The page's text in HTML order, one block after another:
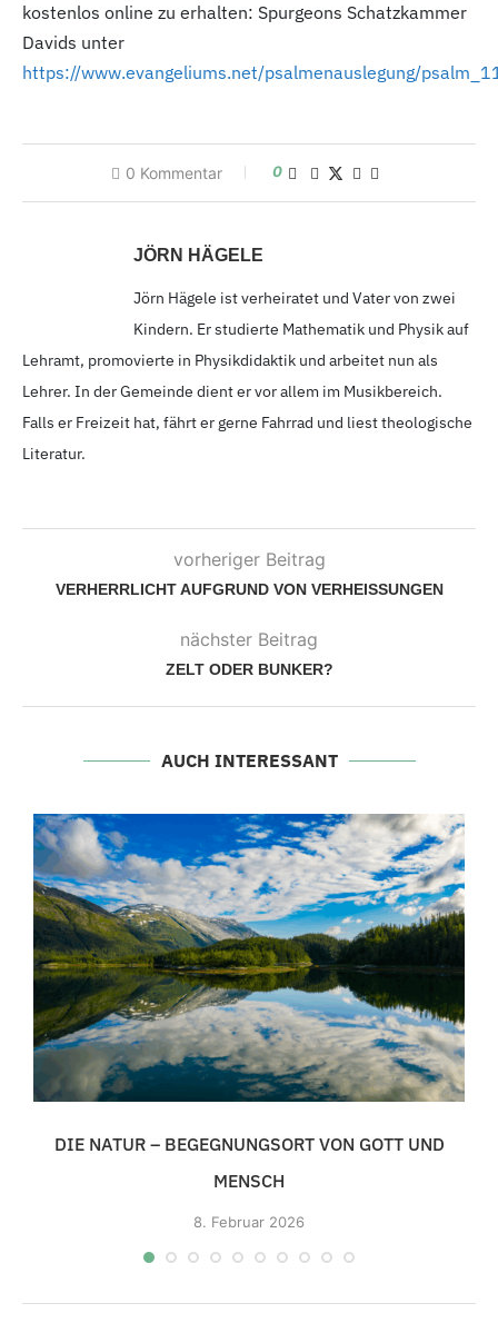
kostenlos online zu erhalten: Spurgeons Schatzkammer
Davids unter
https://www.evangeliums.net/psalmenauslegung/
0 Kommentar 0
JÖRN HÄGELE
Jörn Hägele ist verheiratet und Vater von zwei
Kindern. Er studierte Mathematik und Physik auf
Lehramt, promovierte in Physikdidaktik und arbeitet nun als
Lehrer. In der Gemeinde dient er vor allem im Musikbereich.
Falls er Freizeit hat, fährt er gerne Fahrrad und liest theologische
Literatur.
vorheriger Beitrag
VERHERRLICHT AUFGRUND VON VERHEISSUNGEN
nächster Beitrag
ZELT ODER BUNKER?
AUCH INTERESSANT
DIE NATUR – BEGEGNUNGSORT VON GOTT UND
MENSCH
8. Februar 2026